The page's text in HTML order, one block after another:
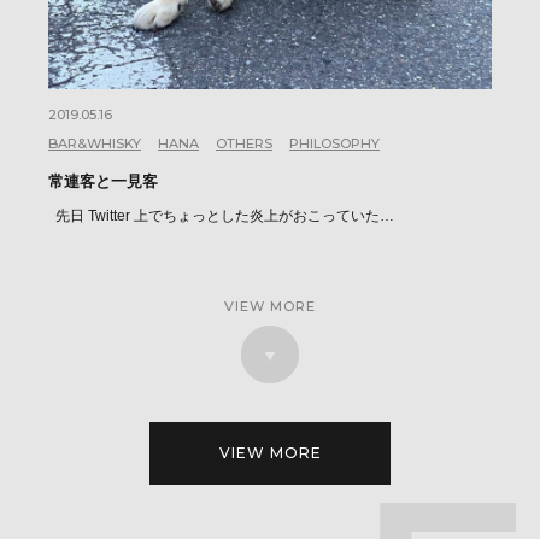
2019.05.16
BAR&WHISKY
HANA OTHERS PHILOSOPHY
常連客と一見客
先日 Twitter 上でちょっとした炎上がおこっていた…
VIEW MORE
VIEW MORE